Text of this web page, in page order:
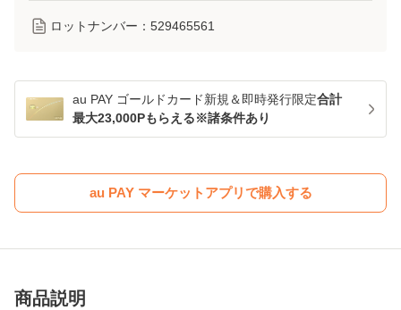
ロットナンバー： 529465561
au PAY ゴールドカード新規＆即時発行限定合計
最大23,000Pもらえる※諸条件あり
au PAY マーケットアプリで購入する
商品説明